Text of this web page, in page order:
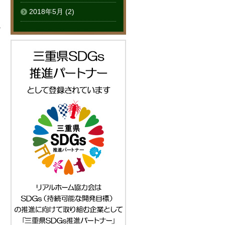
2018年5月 (2)